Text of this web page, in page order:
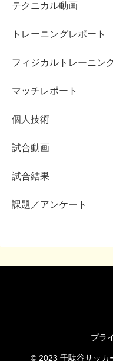
テクニカル動画
トレーニングレポート
フィジカルトレーニン
マッチレポート
個人技術
試合動画
試合結果
課題／アンケート
プラ
© 2023 千駄谷サッカ